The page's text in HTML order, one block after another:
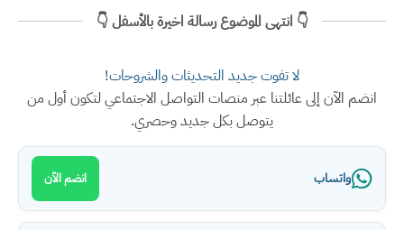
👇 انتهى الموضوع رسالة اخيرة بالأسفل 👇
لا تفوت جديد التحديثات والشروحات!
انضم الآن إلى عائلتنا عبر منصات التواصل الاجتماعي لتكون أول من
يتوصل بكل جديد وحصري.
واتساب انضم الآن